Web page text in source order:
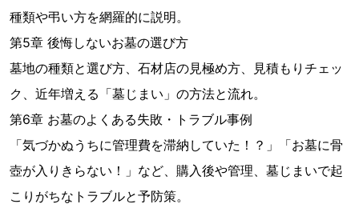
種類や弔い方を網羅的に説明。
第5章 後悔しないお墓の選び方
墓地の種類と選び方、石材店の見極め方、見積もりチェッ
ク、近年増える「墓じまい」の方法と流れ。
第6章 お墓のよくある失敗・トラブル事例
「気づかぬうちに管理費を滞納していた！？」「お墓に骨
壺が入りきらない！」など、購入後や管理、墓じまいで起
こりがちなトラブルと予防策。